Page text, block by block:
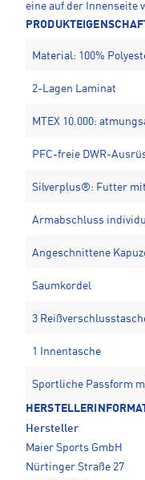
eine auf der Innenseite
Material: 100%
2-Lagen Laminat
MTEX 10.000:
PFC-freie DWR-
Silverplus®: Futter
Armabschluss
Angeschnittene
Saumkordel
3
1 Innentasche
Sportliche Passform
Hersteller
Maier Sports GmbH
Nürtinger Straße 27